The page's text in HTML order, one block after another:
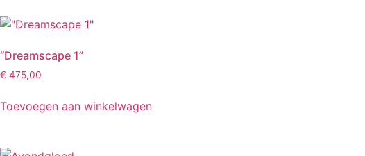
“Dreamscape 1”
€ 475,00
Toevoegen aan winkelwagen